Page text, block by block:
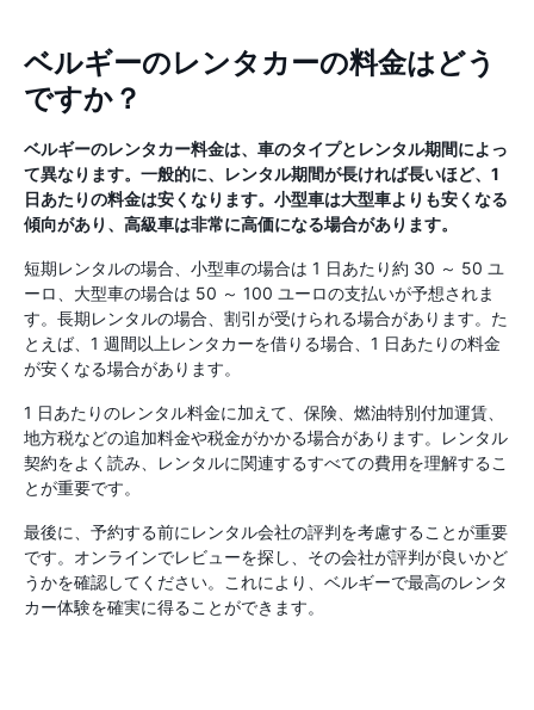
ベルギーのレンタカーの料金はどう
ですか？
ベルギーのレンタカー料金は、車のタイプとレンタル期間によっ
て異なります。一般的に、レンタル期間が長ければ長いほど、1
日あたりの料金は安くなります。小型車は大型車よりも安くなる
傾向があり、高級車は非常に高価になる場合があります。
短期レンタルの場合、小型車の場合は 1 日あたり約 30 ～ 50 ユ
ーロ、大型車の場合は 50 ～ 100 ユーロの支払いが予想されま
す。長期レンタルの場合、割引が受けられる場合があります。た
とえば、1 週間以上レンタカーを借りる場合、1 日あたりの料金
が安くなる場合があります。
1 日あたりのレンタル料金に加えて、保険、燃油特別付加運賃、
地方税などの追加料金や税金がかかる場合があります。レンタル
契約をよく読み、レンタルに関連するすべての費用を理解するこ
とが重要です。
最後に、予約する前にレンタル会社の評判を考慮することが重要
です。オンラインでレビューを探し、その会社が評判が良いかど
うかを確認してください。これにより、ベルギーで最高のレンタ
カー体験を確実に得ることができます。